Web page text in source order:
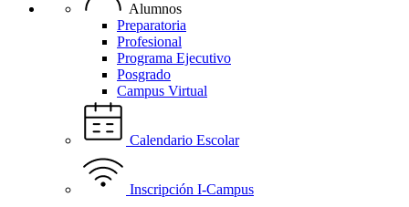
Alumnos
Preparatoria
Profesional
Programa Ejecutivo
Posgrado
Campus Virtual
Calendario Escolar
Inscripción I-Campus